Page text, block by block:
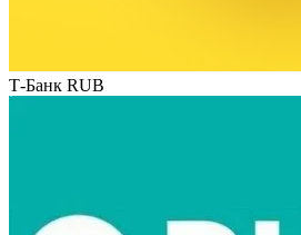
Т-Банк RUB